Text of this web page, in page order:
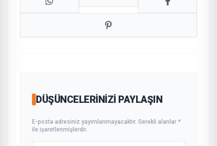
DÜŞÜNCELERINIZI PAYLAŞIN
E-posta adresiniz yayımlanmayacaktır. Gerekli alanlar *
ile işaretlenmişlerdir.